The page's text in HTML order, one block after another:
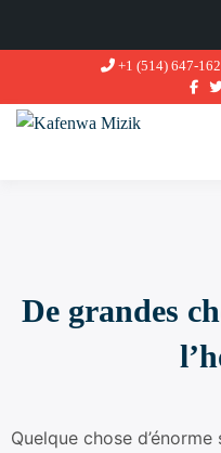
contenu
+1 (514) 647-
De grandes
Quelque chose